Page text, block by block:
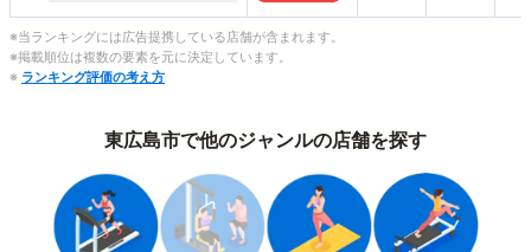
※当ランキングには広告提携している店舗が含まれます。
※掲載順位は複数の要素を元に決定しています。
※ ランキング評価の考え方
東広島市で他のジャンルの店舗を探す